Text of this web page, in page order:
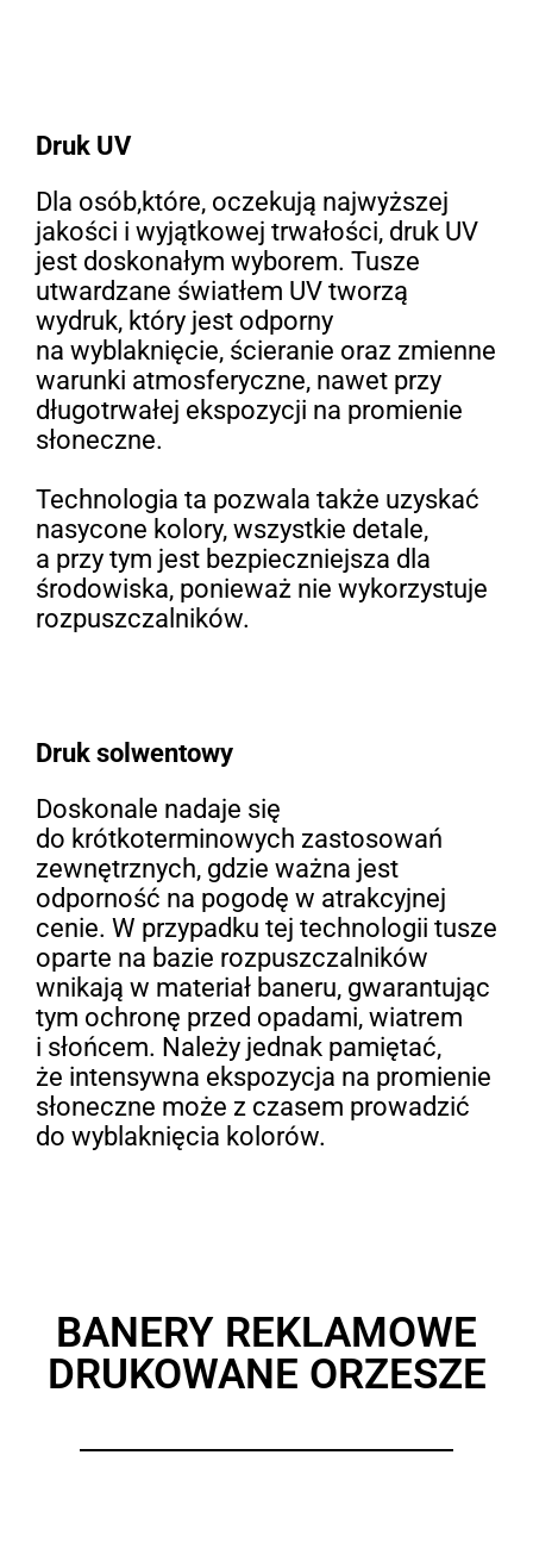
Druk solwentowy
Doskonale nadaje się
do krótkoterminowych zastosowań
zewnętrznych, gdzie ważna jest
odporność na pogodę w atrakcyjnej
cenie. W przypadku tej technologii tusze
oparte na bazie rozpuszczalników
wnikają w materiał baneru, gwarantując
tym ochronę przed opadami, wiatrem
i słońcem. Należy jednak pamiętać,
że intensywna ekspozycja na promienie
słoneczne może z czasem prowadzić
do wyblaknięcia kolorów.
Druk UV
Dla osób,które, oczekują najwyższej
jakości i wyjątkowej trwałości, druk UV
jest doskonałym wyborem. Tusze
utwardzane światłem UV tworzą
wydruk, który jest odporny
na wyblaknięcie, ścieranie oraz zmienne
warunki atmosferyczne, nawet przy
długotrwałej ekspozycji na promienie
słoneczne.
Technologia ta pozwala także uzyskać
nasycone kolory, wszystkie detale,
a przy tym jest bezpieczniejsza dla
środowiska, ponieważ nie wykorzystuje
rozpuszczalników.
BANERY REKLAMOWE
DRUKOWANE ORZESZE